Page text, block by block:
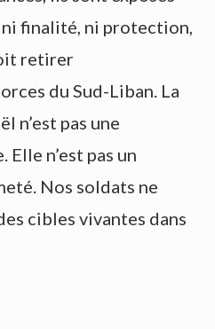
ni finalité, ni protection,
retirer
du Sud-Liban. La
n’est pas une
n’est pas un
Nos soldats ne
cibles vivantes dans